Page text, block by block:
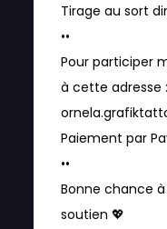
Tirage au sort
••
Pour participer
à cette adresse :
Paiement par
••
Bonne chance
soutien 💖